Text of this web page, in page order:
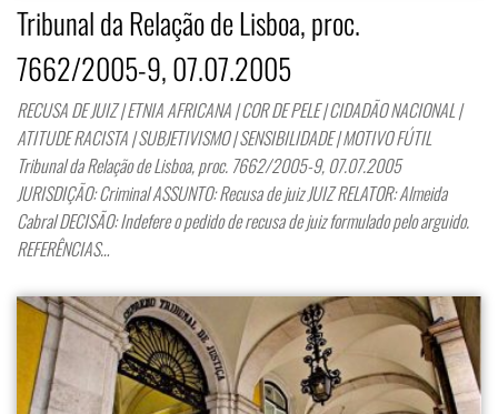
Tribunal da Relação de Lisboa, proc.
7662/2005-9, 07.07.2005
RECUSA DE JUIZ | ETNIA AFRICANA | COR DE PELE | CIDADÃO NACIONAL |
ATITUDE RACISTA | SUBJETIVISMO | SENSIBILIDADE | MOTIVO FÚTIL
Tribunal da Relação de Lisboa, proc. 7662/2005-9, 07.07.2005
JURISDIÇÃO: Criminal ASSUNTO: Recusa de juiz JUIZ RELATOR: Almeida
Cabral DECISÃO: Indefere o pedido de recusa de juiz formulado pelo arguido.
REFERÊNCIAS…